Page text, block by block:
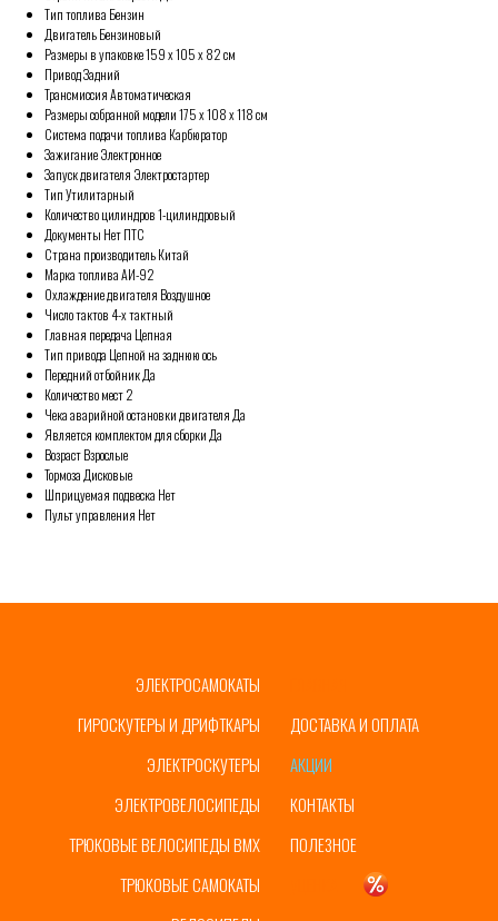
Тип топлива Бензин
Двигатель Бензиновый
Размеры в упаковке 159 х 105 х 82 см
Привод Задний
Трансмиссия Автоматическая
Размеры собранной модели 175 х 108 х 118 см
Система подачи топлива Карбюратор
Зажигание Электронное
Запуск двигателя Электростартер
Тип Утилитарный
Количество цилиндров 1-цилиндровый
Документы Нет ПТС
Страна производитель Китай
Марка топлива АИ-92
Охлаждение двигателя Воздушное
Число тактов 4-х тактный
Главная передача Цепная
Тип привода Цепной на заднюю ось
Передний отбойник Да
Количество мест 2
Чека аварийной остановки двигателя Да
Является комплектом для сборки Да
Возраст Взрослые
Тормоза Дисковые
Шприцуемая подвеска Нет
Пульт управления Нет
ЭЛЕКТРОСАМОКАТЫ
ГИРОСКУТЕРЫ И ДРИФТКАРЫ
ЭЛЕКТРОСКУТЕРЫ
ЭЛЕКТРОВЕЛОСИПЕДЫ
ТРЮКОВЫЕ ВЕЛОСИПЕДЫ BMX
ДОСТАВКА И ОПЛАТА
АКЦИИ
КОНТАКТЫ
ПОЛЕЗНОЕ
ТРЮКОВЫЕ САМОКАТЫ